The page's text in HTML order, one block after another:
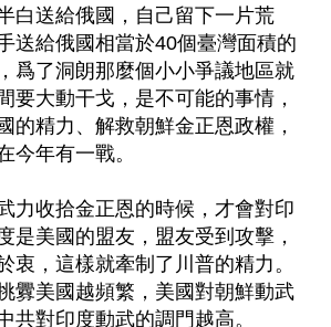
白送給俄國，自己留下一片荒
送給俄國相當於40個臺灣面積的
爲了洞朗那麼個小小爭議地區就
要大動干戈，是不可能的事情，
的精力、解救朝鮮金正恩政權，
今年有一戰。
力收拾金正恩的時候，才會對印
是美國的盟友，盟友受到攻擊，
衷，這樣就牽制了川普的精力。
釁美國越頻繁，美國對朝鮮動武
共對印度動武的調門越高。